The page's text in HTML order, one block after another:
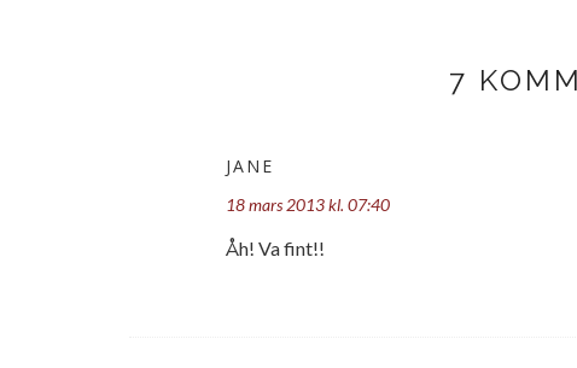
7
JANE
18 mars 2013 kl. 07:40
Åh! Va fint!!